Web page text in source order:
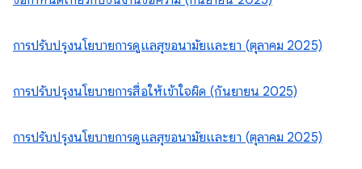
การปรับปรุงนโยบายการดูแลสุขอนามัยและยา (ตุลาคม 2025)
การปรับปรุงนโยบายการสื่อให้เข้าใจผิด (กันยายน 2025)
การปรับปรุงนโยบายการดูแลสุขอนามัยและยา (ตุลาคม 2025)